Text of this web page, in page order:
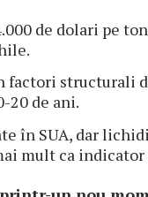
de dolari pe
factori structurali
20 de ani.
în SUA, dar
mult ca